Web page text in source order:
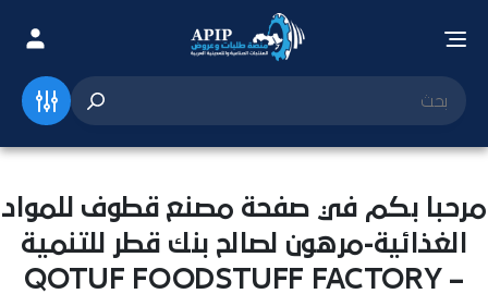
مرحبا بكم في صفحة مصنع قطوف للمواد
الغذائية-مرهون لصالح بنك قطر للتنمية
QOTUF FOODSTUFF FACTORY –